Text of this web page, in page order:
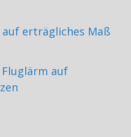
erträgliches Maß
Fluglärm auf